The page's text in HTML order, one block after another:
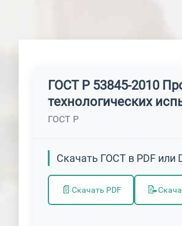
ГОСТ Р 53845-2010
технологических
ГОСТ Р
Скачать ГОСТ в PDF или
📄 Скачать PDF 📝